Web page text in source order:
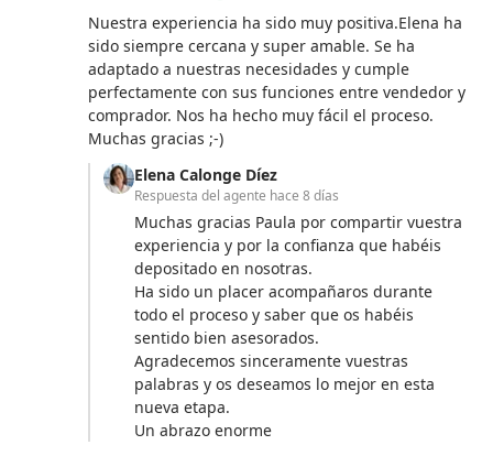
5 de 5 estrellas
Nuestra experiencia ha sido muy positiva.Elena ha
sido siempre cercana y super amable. Se ha
adaptado a nuestras necesidades y cumple
perfectamente con sus funciones entre vendedor y
comprador. Nos ha hecho muy fácil el proceso.
Muchas gracias ;-)
Elena Calonge Díez
Respuesta del agente hace 8 días
Muchas gracias Paula por compartir vuestra
experiencia y por la confianza que habéis
depositado en nosotras.
Ha sido un placer acompañaros durante
todo el proceso y saber que os habéis
sentido bien asesorados.
Agradecemos sinceramente vuestras
palabras y os deseamos lo mejor en esta
nueva etapa.
Un abrazo enorme